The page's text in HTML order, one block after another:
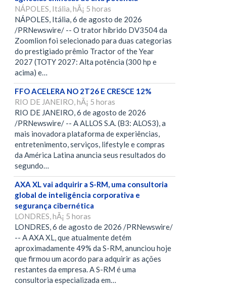
NÁPOLES, Itália, hÃ¡ 5 horas
NÁPOLES, Itália, 6 de agosto de 2026
/PRNewswire/ -- O trator híbrido DV3504 da
Zoomlion foi selecionado para duas categorias
do prestigiado prêmio Tractor of the Year
2027 (TOTY 2027: Alta potência (300 hp e
acima) e…
FFO ACELERA NO 2T26 E CRESCE 12%
RIO DE JANEIRO, hÃ¡ 5 horas
RIO DE JANEIRO, 6 de agosto de 2026
/PRNewswire/ -- A ALLOS S.A. (B3: ALOS3), a
mais inovadora plataforma de experiências,
entretenimento, serviços, lifestyle e compras
da América Latina anuncia seus resultados do
segundo…
AXA XL vai adquirir a S-RM, uma consultoria
global de inteligência corporativa e
segurança cibernética
LONDRES, hÃ¡ 5 horas
LONDRES, 6 de agosto de 2026 /PRNewswire/
-- A AXA XL, que atualmente detém
aproximadamente 49% da S-RM, anunciou hoje
que firmou um acordo para adquirir as ações
restantes da empresa. A S-RM é uma
consultoria especializada em…